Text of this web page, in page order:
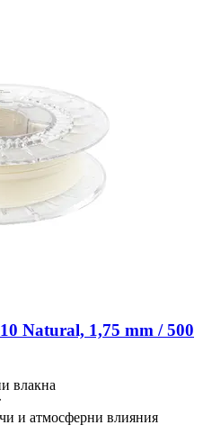
Natural, 1,75 mm / 500
влакна
и атмосферни влияния